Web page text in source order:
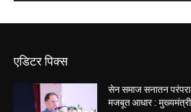
एडिटर पिक्स
सेन समाज सनातन
मजबूत आधार : मुख्यमंत्री